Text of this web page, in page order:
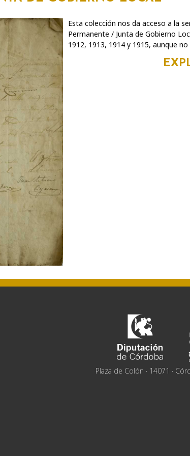
Esta colección nos da acceso a la
Permanente / Junta de Gobierno
1912, 1913, 1914 y 1915, aunque
Plaza de Colón · 14071 ·